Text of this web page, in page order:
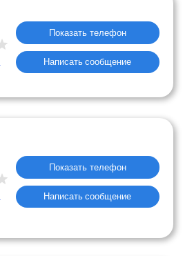
Показать телефон
Написать сообщение
Показать телефон
Написать сообщение